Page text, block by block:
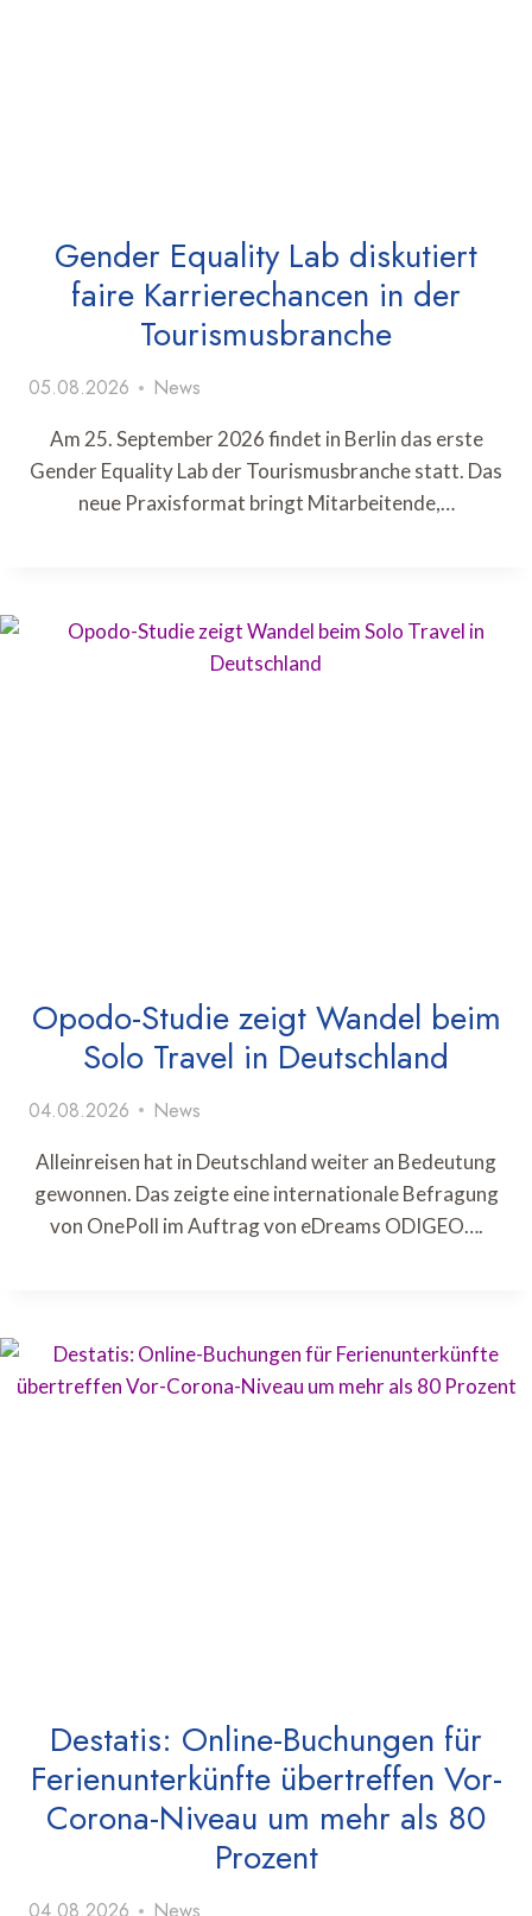
Gender Equality Lab diskutiert
faire Karrierechancen in der
Tourismusbranche
05.08.2026 News
Am 25. September 2026 findet in Berlin das erste
Gender Equality Lab der Tourismusbranche statt. Das
neue Praxisformat bringt Mitarbeitende,…
Opodo-Studie zeigt Wandel beim
Solo Travel in Deutschland
04.08.2026 News
Alleinreisen hat in Deutschland weiter an Bedeutung
gewonnen. Das zeigte eine internationale Befragung
von OnePoll im Auftrag von eDreams ODIGEO….
Destatis: Online-Buchungen für
Ferienunterkünfte übertreffen Vor-
Corona-Niveau um mehr als 80
Prozent